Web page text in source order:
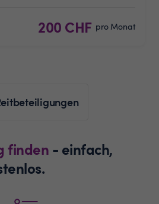
200 CHF pro Monat
finden - einfach,